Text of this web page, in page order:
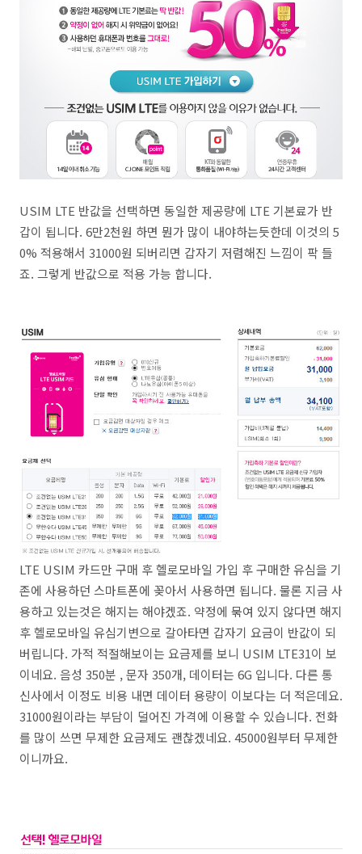
USIM LTE 반값을 선택하면 동일한 제공량에 LTE 기본료가 반
갑이 됩니다. 6만2천원 하면 뭔가 많이 내야하는듯한데 이것의 5
0% 적용해서 31000원 되버리면 갑자기 저렴해진 느낌이 팍 들
죠. 그렇게 반값으로 적용 가능 합니다.
LTE USIM 카드만 구매 후 헬로모바일 가입 후 구매한 유심을 기
존에 사용하던 스마트폰에 꽂아서 사용하면 됩니다. 물론 지금 사
용하고 있는것은 해지는 해야겠죠. 약정에 묶여 있지 않다면 해지
후 헬로모바일 유심기변으로 갈아타면 갑자기 요금이 반값이 되
버립니다. 가적 적절해보이는 요금제를 보니 USIM LTE31이 보
이네요. 음성 350분 , 문자 350개, 데이터는 6G 입니다. 다른 통
신사에서 이정도 비용 내면 데이터 용량이 이보다는 더 적은데요.
31000원이라는 부담이 덜어진 가격에 이용할 수 있습니다. 전화
를 많이 쓰면 무제한 요금제도 괜찮겠네요. 45000원부터 무제한
이니까요.